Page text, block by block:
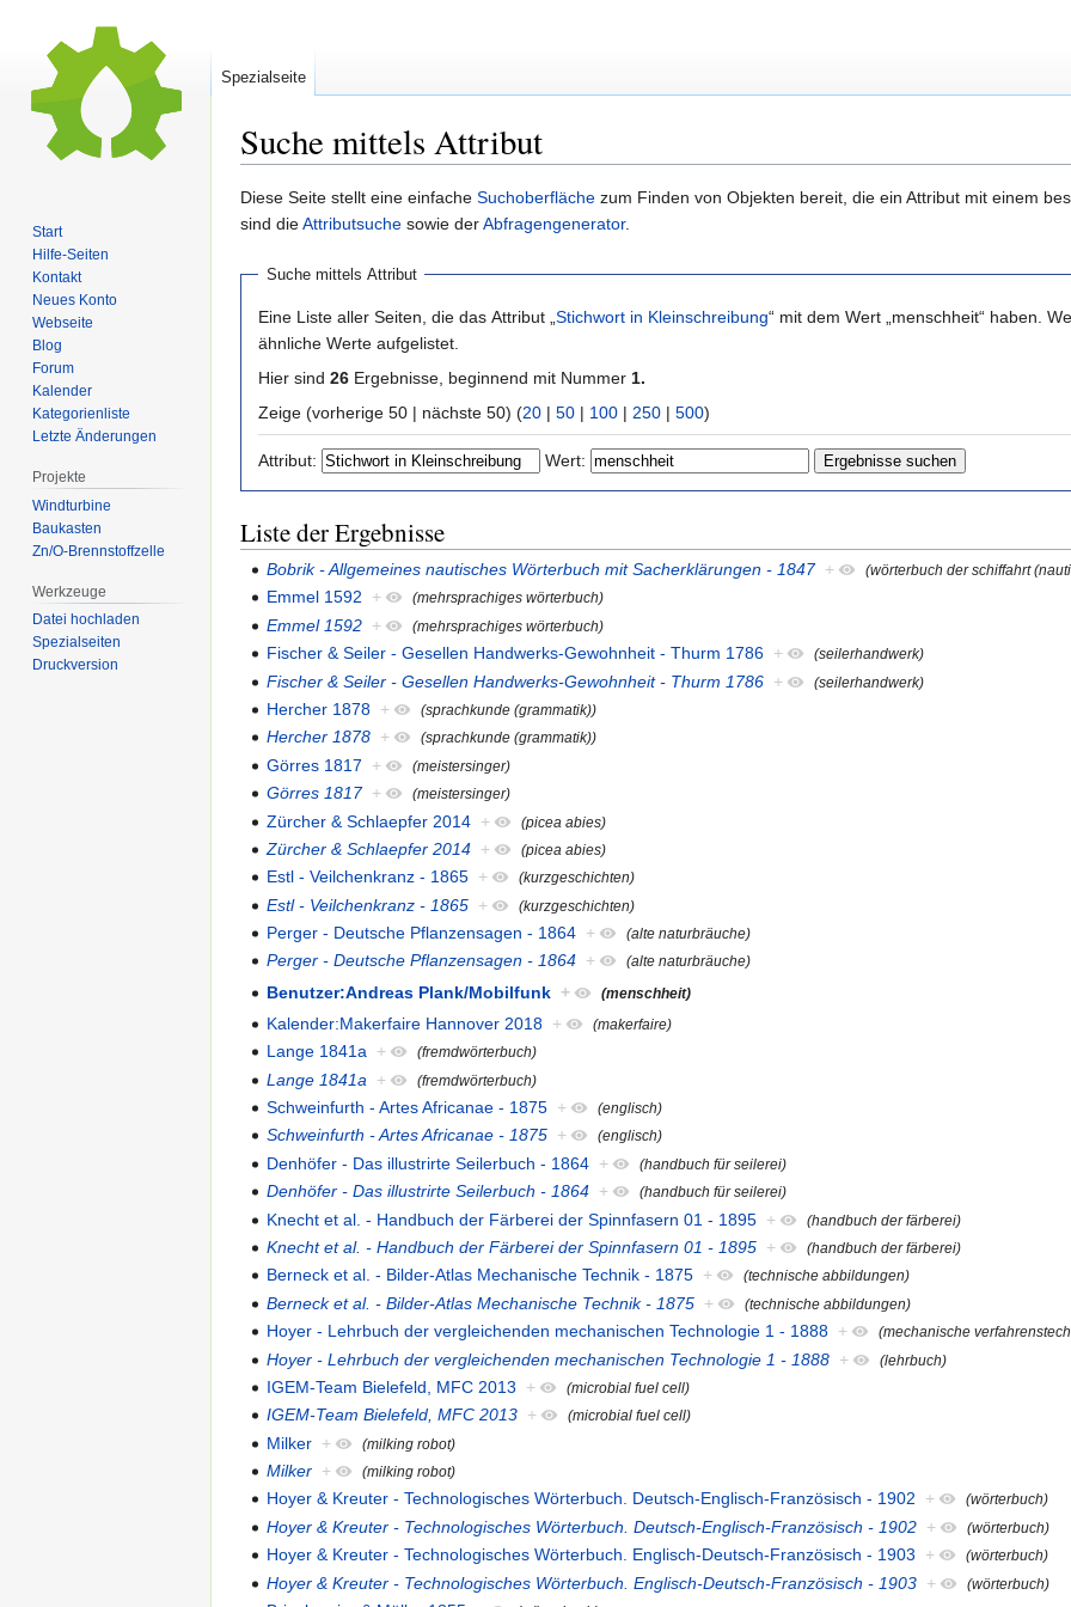
Suche mittels Attribut
Zur
Navigation
Zur
Suche
Diese Seite stellt eine einfache Suchoberfläche zum Finden von Objekten bereit, die ein Attribut mit einem
sind dieAttributsuche sowie derAbfragengenerator.
Suche mittels Attribut
Eine Liste aller Seiten, die das Attribut „ Stichwort in Kleinschreibung“ mit dem Wert „menschheit“ haben.
ähnliche Werte aufgelistet.
Hier sind 26 Ergebnisse, beginnend mit Nummer 1.
Zeige (vorherige 50 | nächste 50) (20 | 50 | 100 | 250 | 500)
Attribut: Wert:
Liste der Ergebnisse
Bobrik - Allgemeines nautisches Wörterbuch mit Sacherklärungen - 1847 + (wörterbuch der schiffahrt
Emmel 1592 + (mehrsprachiges wörterbuch)
Emmel 1592 + (mehrsprachiges wörterbuch)
Fischer & Seiler - Gesellen Handwerks-Gewohnheit - Thurm 1786 + (seilerhandwerk)
Fischer & Seiler - Gesellen Handwerks-Gewohnheit - Thurm 1786 + (seilerhandwerk)
Hercher 1878 + (sprachkunde (grammatik))
Hercher 1878 + (sprachkunde (grammatik))
Görres 1817 + (meistersinger)
Görres 1817 + (meistersinger)
Zürcher & Schlaepfer 2014 + (picea abies)
Zürcher & Schlaepfer 2014 + (picea abies)
Estl - Veilchenkranz - 1865 + (kurzgeschichten)
Estl - Veilchenkranz - 1865 + (kurzgeschichten)
Perger - Deutsche Pflanzensagen - 1864 + (alte naturbräuche)
Perger - Deutsche Pflanzensagen - 1864 + (alte naturbräuche)
Benutzer:Andreas Plank/Mobilfunk + (menschheit)
Kalender:Makerfaire Hannover 2018 + (makerfaire)
Lange 1841a + (fremdwörterbuch)
Lange 1841a + (fremdwörterbuch)
Schweinfurth - Artes Africanae - 1875 + (englisch)
Schweinfurth - Artes Africanae - 1875 + (englisch)
Denhöfer - Das illustrirte Seilerbuch - 1864 + (handbuch für seilerei)
Denhöfer - Das illustrirte Seilerbuch - 1864 + (handbuch für seilerei)
Knecht et al. - Handbuch der Färberei der Spinnfasern 01 - 1895 + (handbuch der färberei)
Knecht et al. - Handbuch der Färberei der Spinnfasern 01 - 1895 + (handbuch der färberei)
Berneck et al. - Bilder-Atlas Mechanische Technik - 1875 + (technische abbildungen)
Berneck et al. - Bilder-Atlas Mechanische Technik - 1875 + (technische abbildungen)
Hoyer - Lehrbuch der vergleichenden mechanischen Technologie 1 - 1888 + (mechanische
Hoyer - Lehrbuch der vergleichenden mechanischen Technologie 1 - 1888 + (lehrbuch)
IGEM-Team Bielefeld, MFC 2013 + (microbial fuel cell)
IGEM-Team Bielefeld, MFC 2013 + (microbial fuel cell)
Milker + (milking robot)
Milker + (milking robot)
Hoyer & Kreuter - Technologisches Wörterbuch. Deutsch-Englisch-Französisch - 1902 + (wörterbuch)
Hoyer & Kreuter - Technologisches Wörterbuch. Deutsch-Englisch-Französisch - 1902 + (wörterbuch)
Hoyer & Kreuter - Technologisches Wörterbuch. Englisch-Deutsch-Französisch - 1903 + (wörterbuch)
Hoyer & Kreuter - Technologisches Wörterbuch. Englisch-Deutsch-Französisch - 1903 + (wörterbuch)
Spezialseite
Start
Hilfe-Seiten
Kontakt
Neues Konto
Webseite
Blog
Forum
Kalender
Kategorienliste
Letzte Änderungen
Projekte
Windturbine
Baukasten
Zn/O-Brennstoffzelle
Werkzeuge
Datei hochladen
Spezialseiten
Druckversion